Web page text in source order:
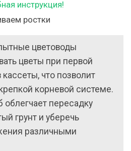
ростки
цветоводы
цветы при первой
кассеты, что позволит
корневой системе.
облегчает пересадку
грунт и уберечь
различными